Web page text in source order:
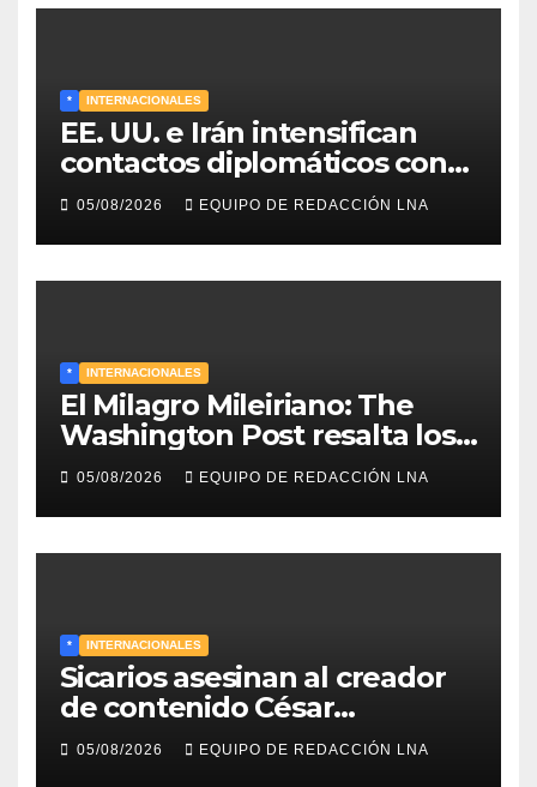
* INTERNACIONALES
EE. UU. e Irán intensifican
contactos diplomáticos con
la mediación de Omán para
reabrir el estrecho de Ormuz
05/08/2026 EQUIPO DE REDACCIÓN LNA
* INTERNACIONALES
El Milagro Mileiriano: The
Washington Post resalta los
resultados de la economía de
Milei y lo califica como «El
renacimiento de Argentina
continúa»
05/08/2026 EQUIPO DE REDACCIÓN LNA
* INTERNACIONALES
Sicarios asesinan al creador
de contenido César
Gastélum durante una
transmisión en vivo
05/08/2026 EQUIPO DE REDACCIÓN LNA